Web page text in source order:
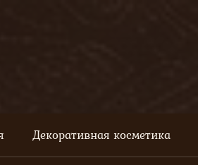
Декоративная косметика